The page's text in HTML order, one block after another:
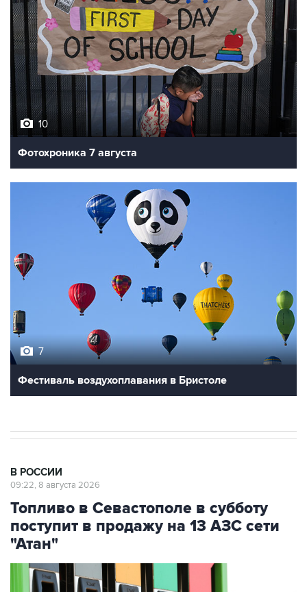
10
Фотохроника 7 августа
Фестиваль воздухоплавания в Бристоле
Топливо в Севастополе в субботу
поступит в продажу на 13 АЗС сети
"Атан"